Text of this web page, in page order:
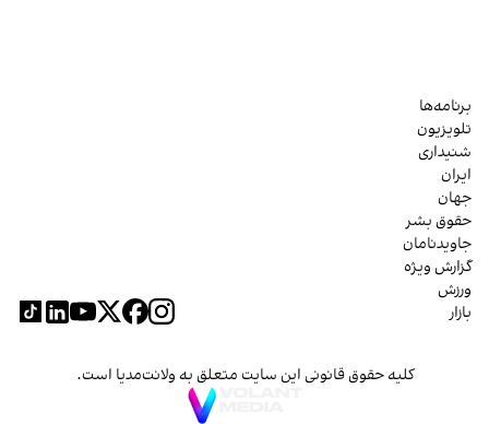
برنامه‌ها
تلویزیون
شنیداری
ایران
جهان
حقوق بشر
جاویدنامان
گزارش ویژه
ورزش
بازار
کلیه حقوق قانونی این سایت متعلق به ولانت‌مدیا است.